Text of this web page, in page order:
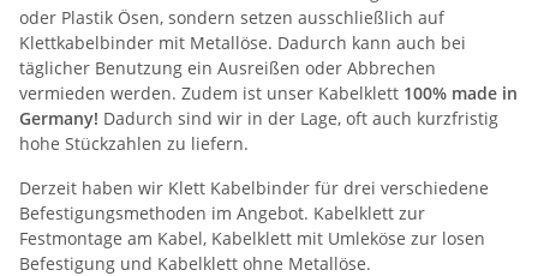
oder Plastik Ösen, sondern setzen ausschließlich auf
Klettkabelbinder mit Metallöse. Dadurch kann auch bei
täglicher Benutzung ein Ausreißen oder Abbrechen
vermieden werden. Zudem ist unser Kabelklett 100% made in
Germany! Dadurch sind wir in der Lage, oft auch kurzfristig
hohe Stückzahlen zu liefern.
Derzeit haben wir Klett Kabelbinder für drei verschiedene
Befestigungsmethoden im Angebot. Kabelklett zur
Festmontage am Kabel, Kabelklett mit Umleköse zur losen
Befestigung und Kabelklett ohne Metallöse.